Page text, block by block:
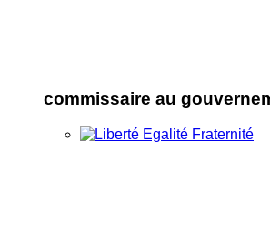
commissaire au